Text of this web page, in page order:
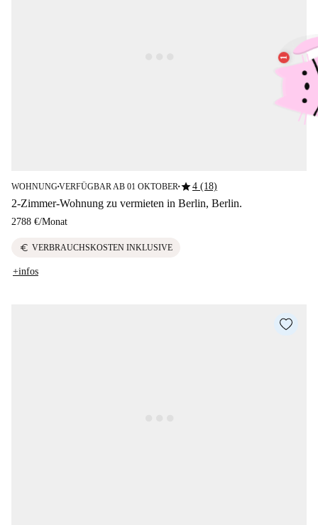
WOHNUNG■VERFÜGBAR AB 01 OKTOBER■star4 (18)
2-Zimmer-Wohnung zu vermieten in Berlin, Berlin.
2788 €/Monat
euro VERBRAUCHSKOSTEN INKLUSIVE
+infos